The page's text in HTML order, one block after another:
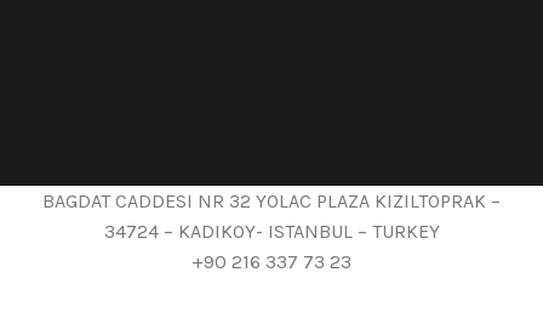
BAGDAT CADDESI NR 32 YOLAC PLAZA KIZILTOPRAK –
34724 – KADIKOY- ISTANBUL – TURKEY
+90 216 337 73 23